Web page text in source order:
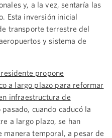
y, a la vez, sentaría las
Esta inversión inicial
transporte terrestre del
y sistema de
propone
a largo plazo para reformar
infraestructura de
pasado, cuando caducó la
a largo plazo, se han
manera temporal, a pesar de